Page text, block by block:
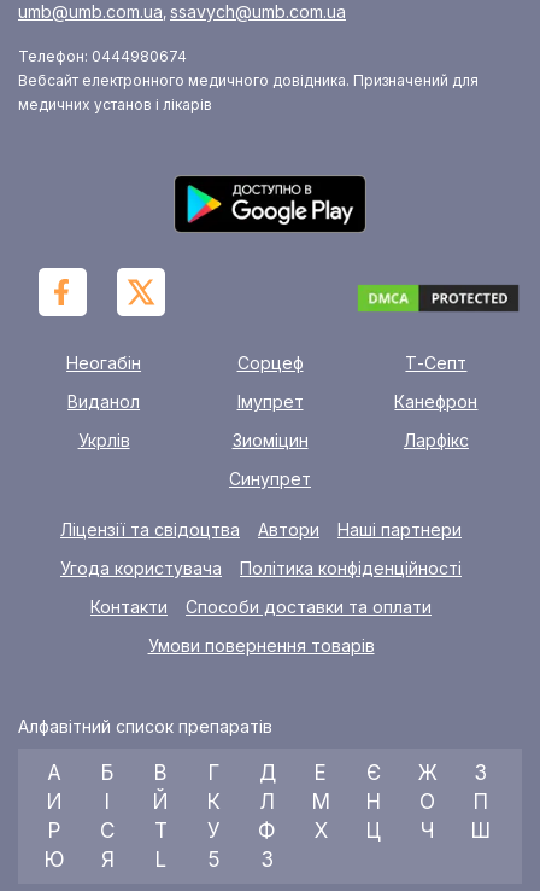
umb@umb.com.ua, ssavych@umb.com.ua
Телефон: 0444980674
Вебсайт електронного медичного довідника. Призначений для
медичних установ і лікарів
Неогабін Сорцеф
Т-Септ
Виданол
Імупрет
Канефрон
Укрлів
Зиоміцин
Ларфікс
Синупрет
Ліцензії та свідоцтва Автори
Наші партнери
Угода користувача
Політика конфіденційності
Контакти
Способи доставки та оплати
Умови повернення товарів
Алфавітний список препаратів
А Б В Г Д Е Є Ж
З
И
Й К Л М Н О
П
Р
С Т У Ф Х Ц Ч
Ш
Ю
Я L 5 3